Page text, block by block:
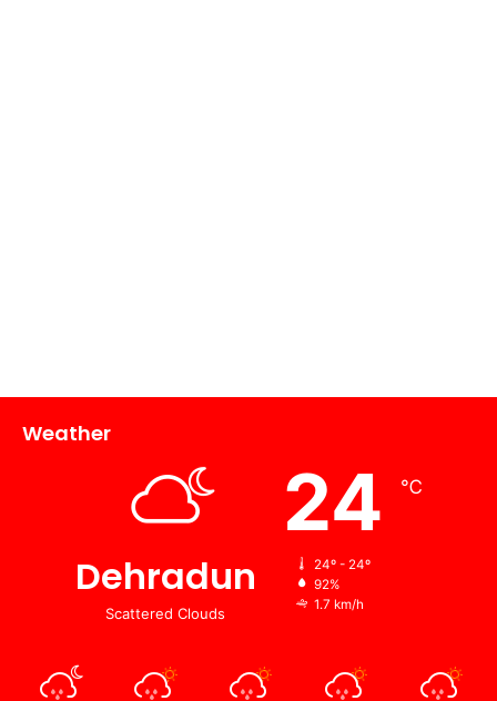
Weather
Dehradun
Scattered Clouds
24 ℃
24º - 24º
92%
1.7 km/h